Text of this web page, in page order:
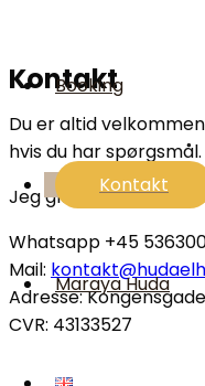
Booking
Kontakt
Maraya Huda
Kontakt
Du er altid
hvis du har spørgsmål.
Jeg glæder mig til at
Whatsapp +45
Mail:
Adresse:
CVR: 43133527